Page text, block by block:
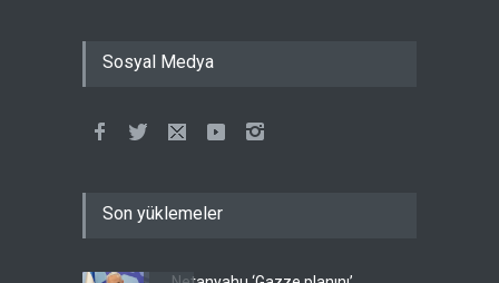
Sosyal Medya
Son yüklemeler